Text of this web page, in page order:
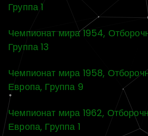
Группа 1
Чемпионат мира 1954,
Группа 13
Чемпионат мира 1958,
Европа, Группа 9
Чемпионат мира 1962,
Европа, Группа 1